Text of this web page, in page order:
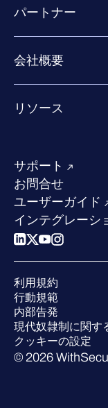
Exposure
Extended
Co-Security
パートナー
パートナーの成
Co-growth
会社概要
業界での評価／
求人情報
サステナビリティ
競合他社との比
リソース
成功事例
W/Labs
ブログ
ポッドキャスト
イベント
ウェビナー
業界での 評価
サポート
お問合せ
ユーザーガイド
インテグレーシ
利用規約
行動規範
内部告発
現代奴隷制に関す
クッキーの設定
© 2026